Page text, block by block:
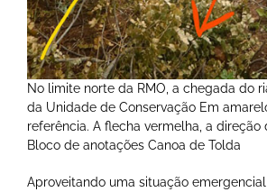
No limite norte da RMO, a chegada do
da Unidade de Conservação Em
referência. A flecha vermelha, a direção
Bloco de anotações Canoa de Tolda
Aproveitando uma situação